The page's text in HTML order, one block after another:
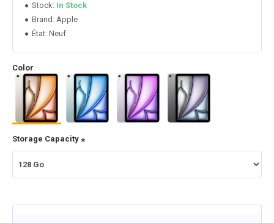
Stock: In Stock
Brand: Apple
État: Neuf
Color
Storage Capacity